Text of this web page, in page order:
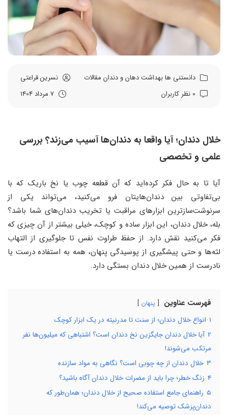
دانستنی هابهداشت دهان و دندان مقالات
نسرین قراعتی
خلال دندان؛ آیا واقعا به دندان‌ها آسیب می‌زند؟ بررسی
علمی و تخصصی
آیا تا به حال فکر کرده‌اید که آن قطعه چوب یا نخ باریک که با
بی‌تفاوتی بین دندان‌هایتان فرو می‌کنید، می‌تواند یکی از
سرنوشت‌سازترین ابزارهای مراقبت یا تخریب دندان‌های شما باشد؟
بله، خلال دندان، این ابزار ساده و کوچک، خیلی بیشتر از آن چیزی که
فکر می‌کنید نقش دارد. از حفظ طراوت نفس تا جلوگیری از التهاب
لثه‌ها و حتی پیشگیری از پوسیدگی پنهان، همه به استفاده درست یا
نادرست از همین خلال دندان بستگی دارد.
فهرست عناوین پنهان
1 انواع خلال دندان؛ از سنت تا مدرنیته در یک ابزار کوچک
2 آیا خلال دندان جایگزین نخ دندان است؟ اشتباهی که میلیون‌ها نفر
مرتکب می‌شوند!
3 خلال دندان از چه چوبی است؟ نگاهی به مواد سازنده
4 زنگ خطر؛ چرا باید از مضرات خلال دندان آگاه باشید؟
5 راهنمای جامع استفاده صحیح از خلال دندان؛ همان‌طور که
دندان‌پزشک توصیه می‌کند!